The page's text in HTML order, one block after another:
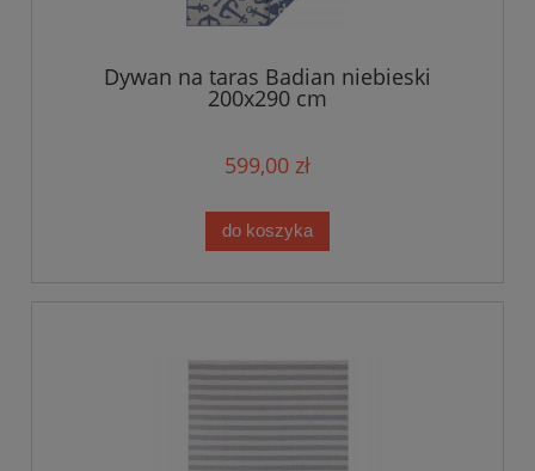
Dywan na taras Badian niebieski
200x290 cm
599,00 zł
do koszyka